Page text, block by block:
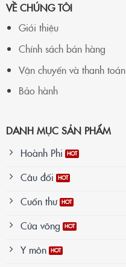
VỀ CHÚNG TÔI
Giới thiệu
Chính sách bán hàng
Vận chuyển và thanh toán
Bảo hành
DANH MỤC SẢN PHẨM
Hoành Phi
Câu đối
Cuốn thư
Cửa võng
Y môn